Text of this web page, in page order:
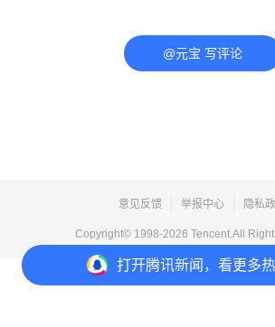
打开腾讯新闻，看更多
@元宝 写评论
意见反馈 举报中心 隐私
Copyright© 1998-2026 Tencent.All